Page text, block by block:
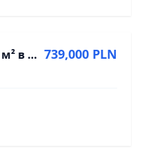
Квартира 3 комнаты, 57 м² в Кжики, Вроцлав 739,000 PLN